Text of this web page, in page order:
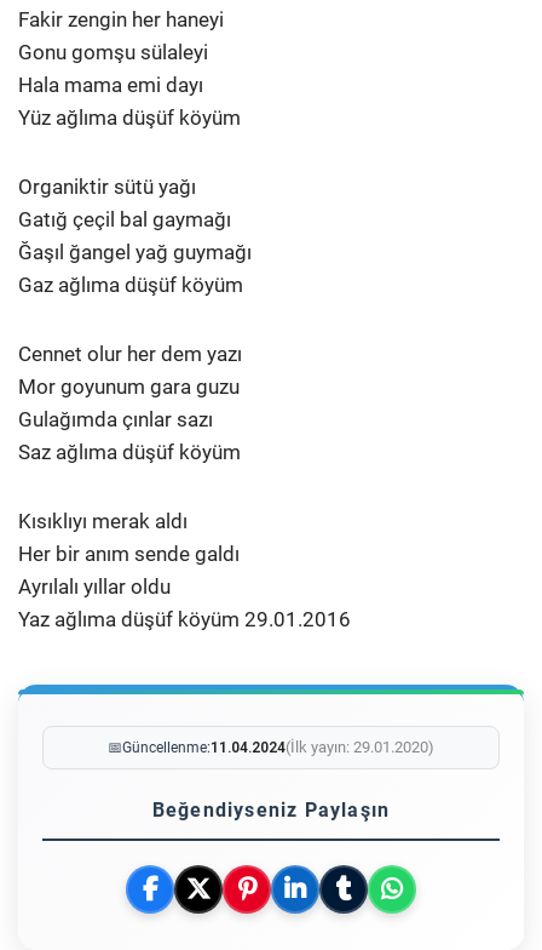
Fakir zengin her haneyi
Gonu gomşu sülaleyi
Hala mama emi dayı
Yüz ağlıma düşüf köyüm
Organiktir sütü yağı
Gatığ çeçil bal gaymağı
Ğaşıl ğangel yağ guymağı
Gaz ağlıma düşüf köyüm
Cennet olur her dem yazı
Mor goyunum gara guzu
Gulağımda çınlar sazı
Saz ağlıma düşüf köyüm
Kısıklıyı merak aldı
Her bir anım sende galdı
Ayrılalı yıllar oldu
Yaz ağlıma düşüf köyüm 29.01.2016
📅Güncellenme:11.04.2024(İlk yayın: 29.01.2020)
Beğendiyseniz Paylaşın